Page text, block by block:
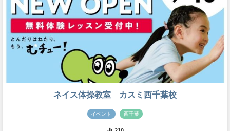
ネイス体操教室 カスミ西千葉校
イベント 西千葉